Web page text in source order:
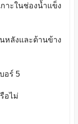
าะในช่องน้ำแข็ง
หลังและด้านข้าง
อร์ 5
อไม่